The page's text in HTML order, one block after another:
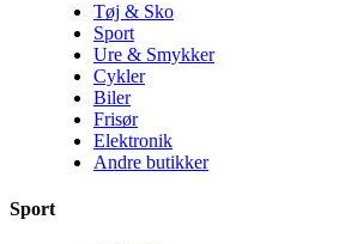
Tøj & Sko
Sport
Ure & Smykker
Cykler
Biler
Frisør
Elektronik
Andre butikker
Sport